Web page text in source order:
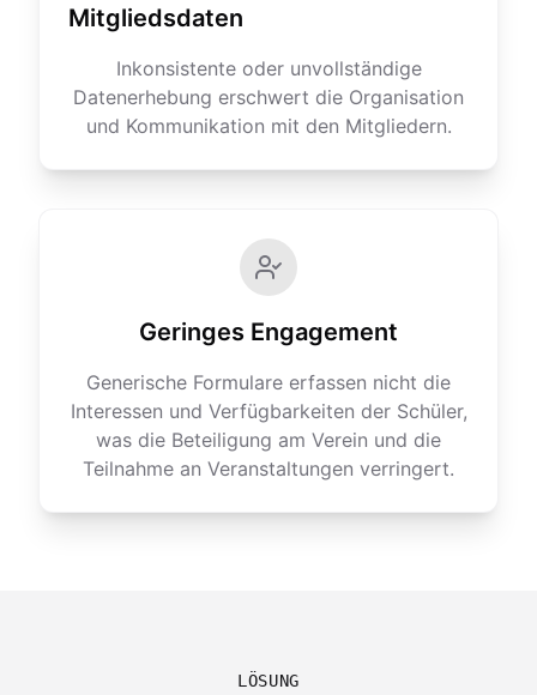
Mitgliedsdaten
Inkonsistente oder unvollständige
Datenerhebung erschwert die Organisation
und Kommunikation mit den Mitgliedern.
Geringes Engagement
Generische Formulare erfassen nicht die
Interessen und Verfügbarkeiten der Schüler,
was die Beteiligung am Verein und die
Teilnahme an Veranstaltungen verringert.
LÖSUNG